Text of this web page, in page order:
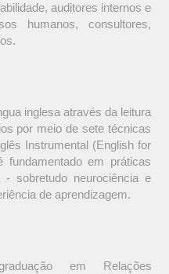
auditores internos e
humanos, consultores,
inglesa através da leitura
por meio de sete técnicas
Instrumental (English for
em práticas
sobretudo neurociência e
de aprendizagem.
em Relações